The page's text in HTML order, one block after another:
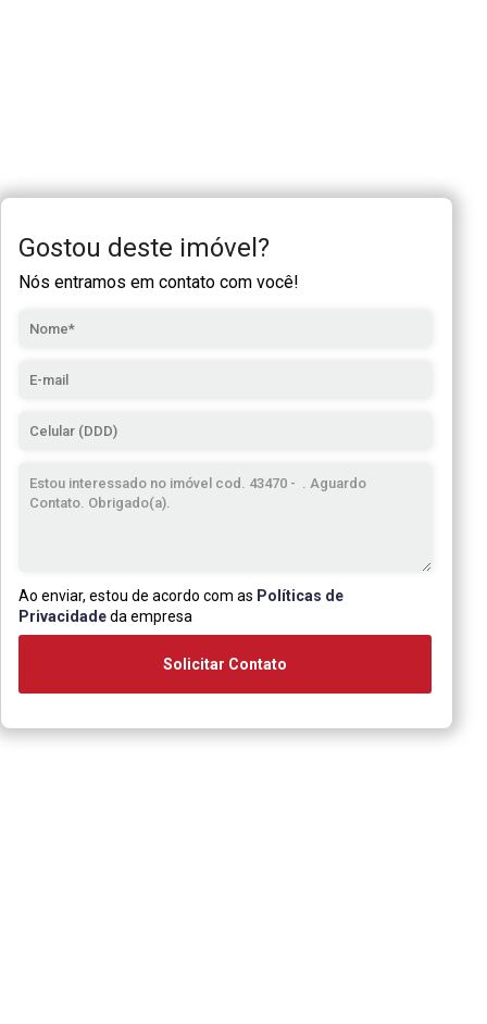
Gostou deste imóvel?
Nós entramos em contato com você!
Ao enviar, estou de acordo com as Políticas de
Privacidadeda empresa
Solicitar Contato